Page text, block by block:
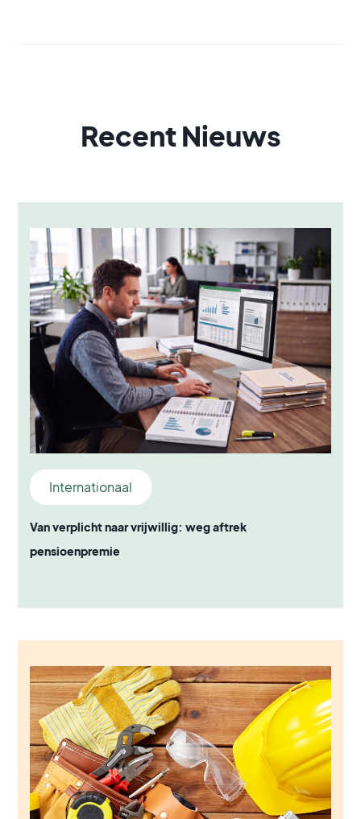
Recent Nieuws
Internationaal
Van verplicht naar vrijwillig: weg aftrek
pensioenpremie